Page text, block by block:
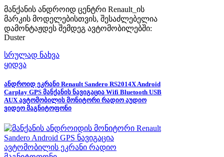
მანქანის ანდროიდ ცენტრი Renault_ის
მარკის მოდელებისთვის, შესაძლებელია
დამონტაჟდეს შემდეგ ავტომობილებში:
Duster
სრულად ნახვა
ყიდვა
ანდროიდ ეკრანი Renault Sandero RS2014X Android
Carplay GPS მანქანის ნავიგაცია Wifi Bluetooth USB
AUX ავტომობილის მონიტორი რადიო აუდიო
ვიდეო მაგნიტოფონი